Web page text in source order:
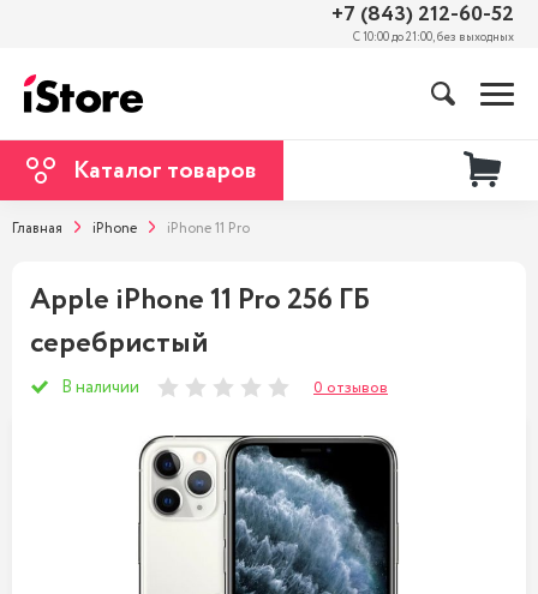
+7 (843) 212-60-52
С 10:00 до 21:00, без выходных
Каталог товаров
Главная iPhone iPhone 11 Pro
Apple iPhone 11 Pro 256 ГБ
серебристый
В наличии 0 отзывов